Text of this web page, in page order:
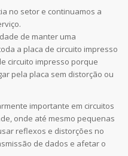
no setor e continuamos a
de manter uma
a placa de circuito impresso
circuito impresso porque
pela placa sem distorção ou
importante em circuitos
onde até mesmo pequenas
reflexos e distorções no
de dados e afetar o